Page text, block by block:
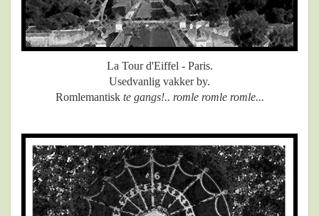
La Tour d'Eiffel - Paris.
Usedvanlig vakker by.
Romlemantisk te gangs!.. romle romle romle...